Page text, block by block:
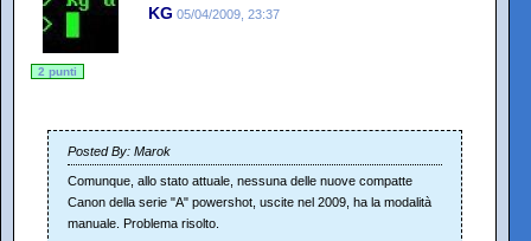
KG 05/04/2009, 23:37
2 punti
Posted By: Marok
Comunque, allo stato attuale, nessuna delle nuove compatte
Canon della serie "A" powershot, uscite nel 2009, ha la modalità
manuale. Problema risolto.